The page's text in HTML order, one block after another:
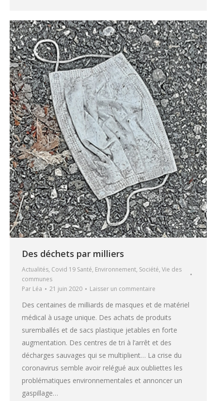
Des déchets par milliers
Actualités, Covid 19 Santé, Environnement, Société, Vie des
communes
Par Léa 21 juin 2020 Laisser un commentaire
Des centaines de milliards de masques et de matériel
médical à usage unique. Des achats de produits
suremballés et de sacs plastique jetables en forte
augmentation. Des centres de tri à l’arrêt et des
décharges sauvages qui se multiplient… La crise du
coronavirus semble avoir relégué aux oubliettes les
problématiques environnementales et annoncer un
gaspillage…